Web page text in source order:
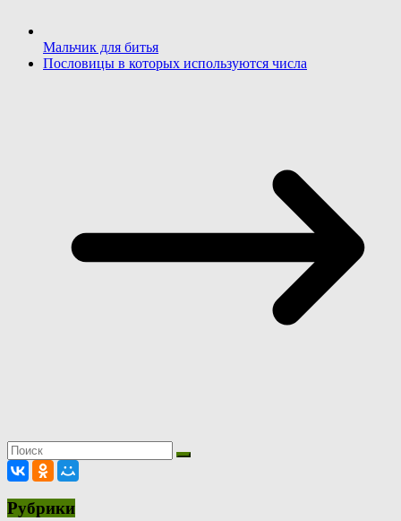
Мальчик для битья
Пословицы в которых используются числа
Рубрики